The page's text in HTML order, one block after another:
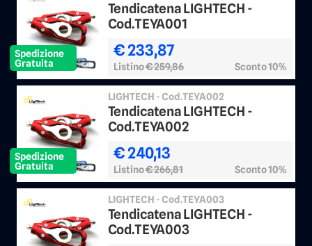
Spedizione
Gratuita
Tendicatena LIGHTECH -
Cod.TEYA001
€ 233,87
Listino€ 259,86 Sconto 10%
Spedizione
Gratuita
LIGHTECH - Cod.TEYA002
Tendicatena LIGHTECH -
Cod.TEYA002
€ 240,13
Listino€ 266,81 Sconto 10%
LIGHTECH - Cod.TEYA003
Tendicatena LIGHTECH -
Cod.TEYA003